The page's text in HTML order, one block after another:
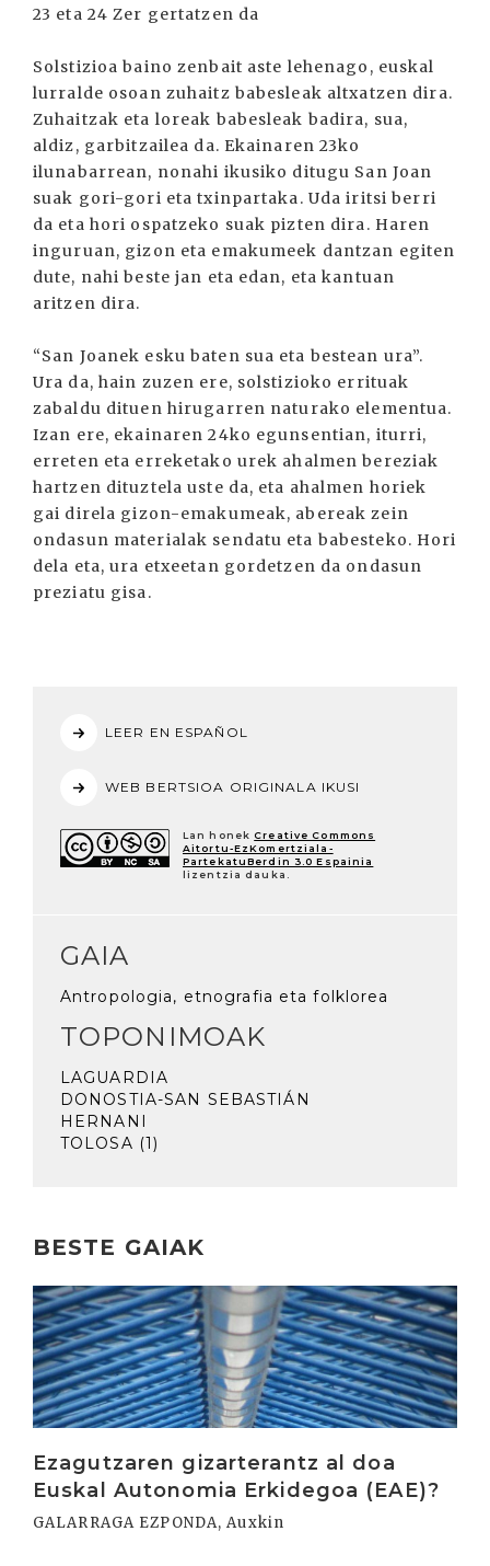
23 eta 24 Zer gertatzen da
Solstizioa baino zenbait aste lehenago, euskal
lurralde osoan zuhaitz babesleak altxatzen dira.
Zuhaitzak eta loreak babesleak badira, sua,
aldiz, garbitzailea da. Ekainaren 23ko
ilunabarrean, nonahi ikusiko ditugu San Joan
suak gori-gori eta txinpartaka. Uda iritsi berri
da eta hori ospatzeko suak pizten dira. Haren
inguruan, gizon eta emakumeek dantzan egiten
dute, nahi beste jan eta edan, eta kantuan
aritzen dira.
“San Joanek esku baten sua eta bestean ura”.
Ura da, hain zuzen ere, solstizioko errituak
zabaldu dituen hirugarren naturako elementua.
Izan ere, ekainaren 24ko egunsentian, iturri,
erreten eta erreketako urek ahalmen bereziak
hartzen dituztela uste da, eta ahalmen horiek
gai direla gizon-emakumeak, abereak zein
ondasun materialak sendatu eta babesteko. Hori
dela eta, ura etxeetan gordetzen da ondasun
preziatu gisa.
LEER EN ESPAÑOL
WEB BERTSIOA ORIGINALA IKUSI
Lan honek Creative Commons
Aitortu-EzKomertziala-
PartekatuBerdin 3.0 Espainia
lizentzia dauka.
GAIA
Antropologia, etnografia eta folklorea
TOPONIMOAK
LAGUARDIA
DONOSTIA-SAN SEBASTIÁN
HERNANI
TOLOSA (1)
BESTE GAIAK
Ezagutzaren gizarterantz al doa
Euskal Autonomia Erkidegoa (EAE)?
GALARRAGA EZPONDA, Auxkin
Irakurri